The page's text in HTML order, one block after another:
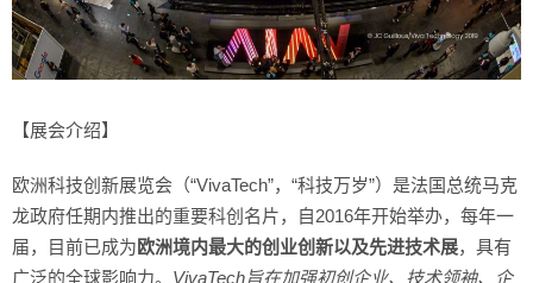
【展会介绍】
欧洲科技创新展览会（“VivaTech”，“科技万岁”）是法国总统马克
龙政府任期内推出的重要科创名片，自2016年开始举办，每年一
届，目前已成为欧洲境内最大的创业创新以及先进技术展，具有
广泛的全球影响力。 VivaTech旨在加强初创企业、技术领袖、企